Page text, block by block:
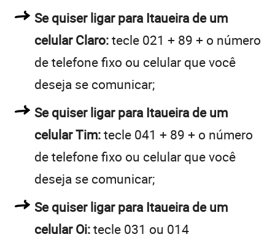
Se quiser ligar para Itaueira de um
celular Claro:tecle 021 + 89 + o número
de telefone fixo ou celular que você
deseja se comunicar;
Se quiser ligar para Itaueira de um
celular Tim:tecle 041 + 89 + o número
de telefone fixo ou celular que você
deseja se comunicar;
Se quiser ligar para Itaueira de um
celular Oi:tecle 031 ou 014